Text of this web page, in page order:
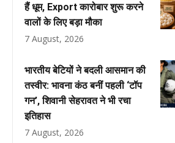
हैं धूम, Export कारोबार शुरू करने
वालों के लिए बड़ा मौका
7 August, 2026
भारतीय बेटियों ने बदली आसमान की
तस्वीर: भावना कंठ बनीं पहली ‘टॉप
गन’, शिवानी सेहरावत ने भी रचा
इतिहास
7 August, 2026